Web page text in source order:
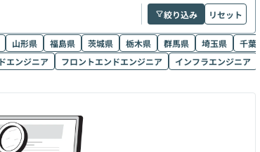
絞り込み リセット
山形県 福島県 茨城県 栃木県 群馬県 埼玉県 千葉県
エンジニア フロントエンドエンジニア インフラエンジニア